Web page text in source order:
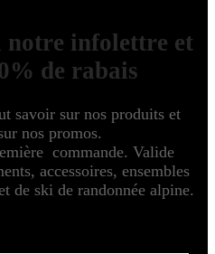
notre infolettre et
de rabais
savoir sur nos produits et
nos promos.
commande. Valide
accessoires, ensembles
de ski de randonnée alpine.